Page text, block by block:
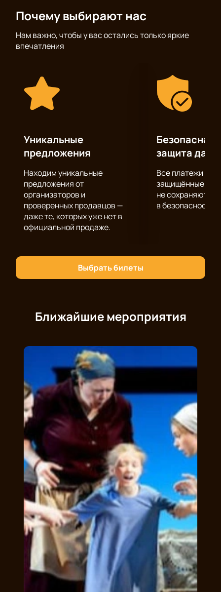
Почему выбирают нас
Нам важно, чтобы у вас остались только яркие
впечатления
Уникальные
предложения
Находим уникальные
предложения от
организаторов и
проверенных продавцов —
даже те, которых уже нет в
официальной продаже.
Безопасная
защита
Все платежи
защищённые
не сохраняются
в безопасности.
Выбрать билеты
Ближайшие мероприятия